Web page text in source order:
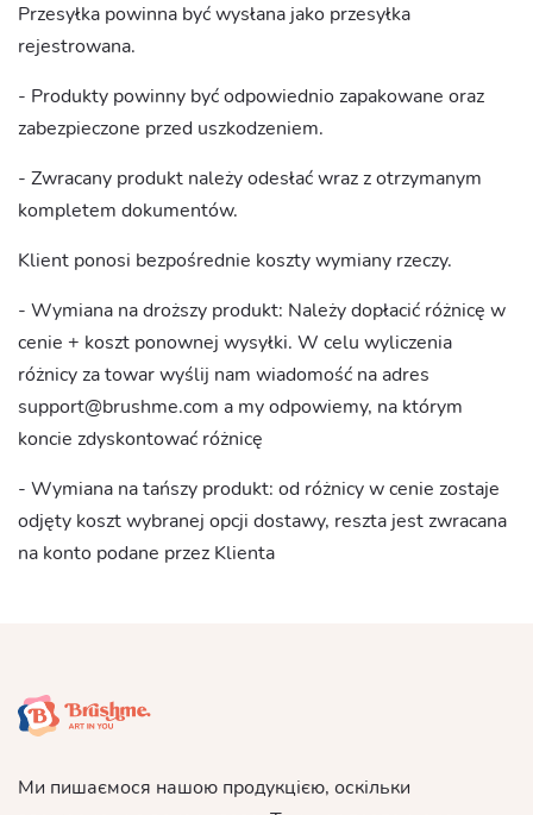
Przesyłka powinna być wysłana jako przesyłka
rejestrowana.
- Produkty powinny być odpowiednio zapakowane oraz
zabezpieczone przed uszkodzeniem.
- Zwracany produkt należy odesłać wraz z otrzymanym
kompletem dokumentów.
Klient ponosi bezpośrednie koszty wymiany rzeczy.
- Wymiana na droższy produkt: Należy dopłacić różnicę w
cenie + koszt ponownej wysyłki. W celu wyliczenia
różnicy za towar wyślij nam wiadomość na adres
support@brushme.com a my odpowiemy, na którym
koncie zdyskontować różnicę
- Wymiana na tańszy produkt: od różnicy w cenie zostaje
odjęty koszt wybranej opcji dostawy, reszta jest zwracana
na konto podane przez Klienta
Ми пишаємося нашою продукцією, оскільки